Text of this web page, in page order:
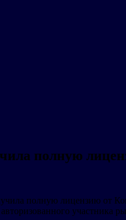
полную
полную лицензию от
участника